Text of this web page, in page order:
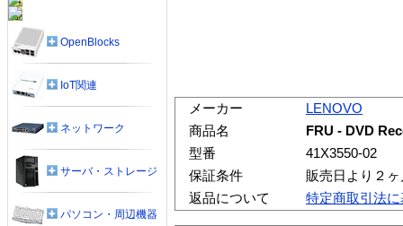
メーカー
LENOVO
商品名
FRU - DVD
型番
41X3550-02
保証条件
販売日より２
返品について
特定商取引法
OpenBlocks
IoT関連
ネットワーク
サーバ・ストレージ
パソコン・周辺機器